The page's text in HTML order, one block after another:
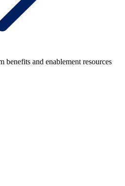
benefits and enablement resources